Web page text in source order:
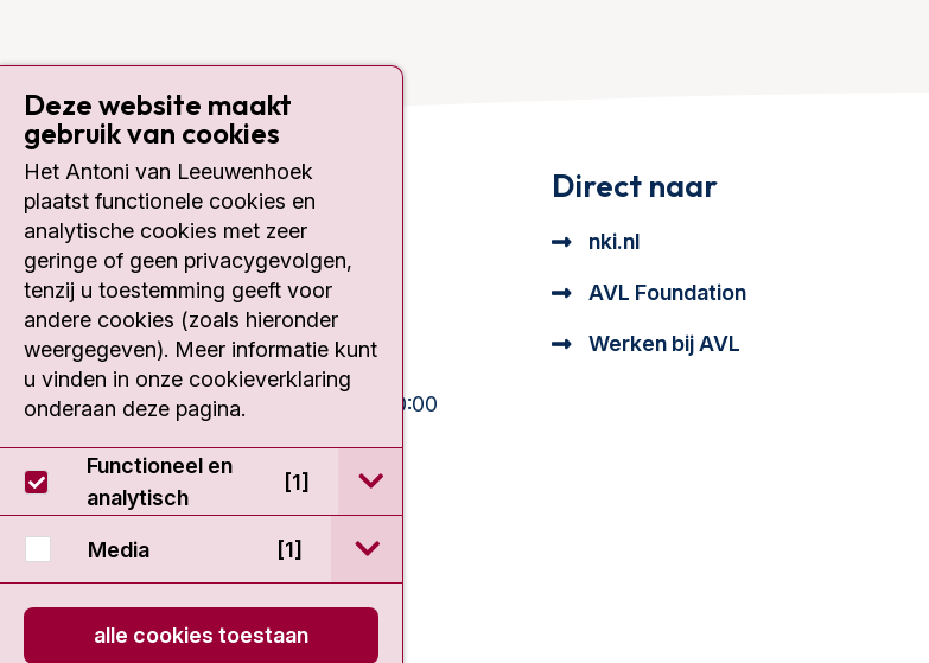
Contact
Plesmanlaan 121
1066 CX Amsterdam
020 512 9111
Bezoektijden
Ma-Vrij:
10:30 - 13:00 en 15:00 - 20:00
Weekend: 10:30 - 20:00
IC:
Direct naar
nki.nl
AVL Foundation
Werken bij AVL
Deze website maakt
gebruik van cookies
Het Antoni van Leeuwenhoek
plaatst functionele cookies en
analytische cookies met zeer
geringe of geen privacygevolgen,
tenzij u toestemming geeft voor
andere cookies (zoals hieronder
weergegeven). Meer informatie kunt
u vinden in onze cookieverklaring
onderaan deze pagina.
Functioneel en
analytisch
[1] open / sluit Functioneel en analytisch cookie beschrijving
Media [1] open / sluit Media cookie beschrijving
alle cookies toestaan